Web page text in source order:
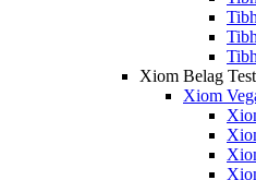
Xiom Belag Test
Xiom